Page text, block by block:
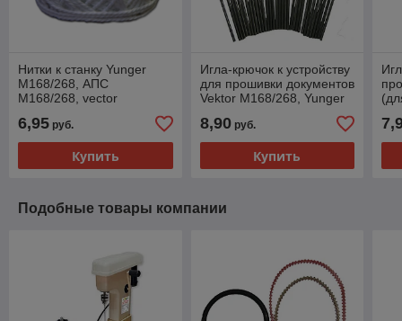
Нитки к станку Yunger
М168/268, АПС
М168/268, vector
6,95 руб.
Купить
Игла-крючок к устройству
для прошивки документов
Vektor М168/268, Yunger
М168/268.
8,90руб.
Купить
Подобные товары компании